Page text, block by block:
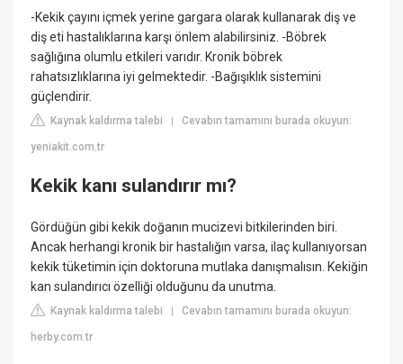
-Kekik çayını içmek yerine gargara olarak kullanarak diş ve
diş eti hastalıklarına karşı önlem alabilirsiniz. -Böbrek
sağlığına olumlu etkileri varıdır. Kronik böbrek
rahatsızlıklarına iyi gelmektedir. -Bağışıklık sistemini
güçlendirir.
Kaynak kaldırma talebi |Cevabın tamamını burada okuyun:
yeniakit.com.tr
Kekik kanı sulandırır mı?
Gördüğün gibi kekik doğanın mucizevi bitkilerinden biri.
Ancak herhangi kronik bir hastalığın varsa, ilaç kullanıyorsan
kekik tüketimin için doktoruna mutlaka danışmalısın. Kekiğin
kan sulandırıcı özelliği olduğunu da unutma.
Kaynak kaldırma talebi |Cevabın tamamını burada okuyun:
herby.com.tr